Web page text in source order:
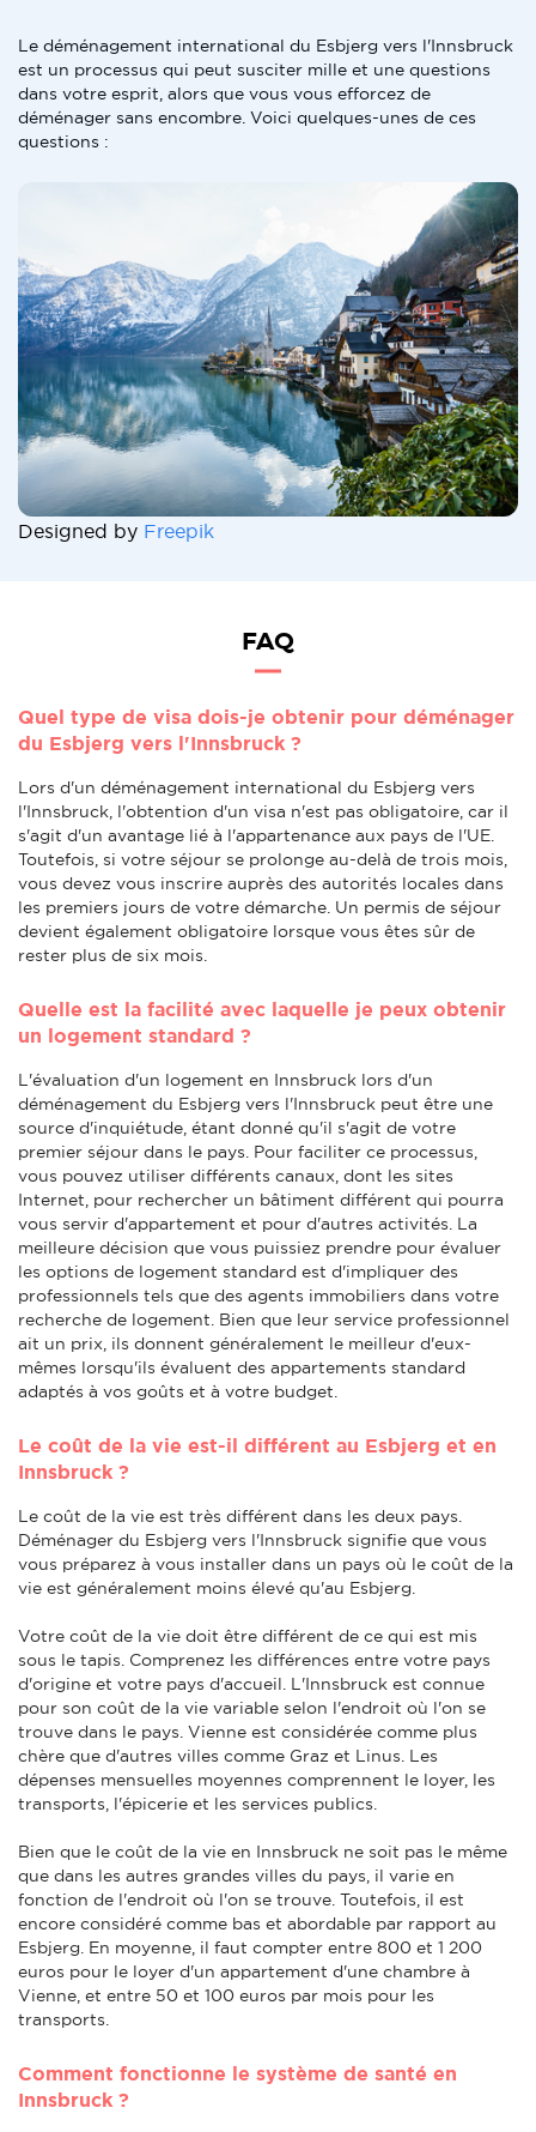
Le déménagement international du Esbjerg vers l'Innsbruck
est un processus qui peut susciter mille et une questions
dans votre esprit, alors que vous vous efforcez de
déménager sans encombre. Voici quelques-unes de ces
questions :
Designed by Freepik
FAQ
Quel type de visa dois-je obtenir pour déménager
du Esbjerg vers l'Innsbruck ?
Lors d'un déménagement international du Esbjerg vers
l'Innsbruck, l'obtention d'un visa n'est pas obligatoire, car il
s'agit d'un avantage lié à l'appartenance aux pays de l'UE.
Toutefois, si votre séjour se prolonge au-delà de trois mois,
vous devez vous inscrire auprès des autorités locales dans
les premiers jours de votre démarche. Un permis de séjour
devient également obligatoire lorsque vous êtes sûr de
rester plus de six mois.
Quelle est la facilité avec laquelle je peux obtenir
un logement standard ?
L'évaluation d'un logement en Innsbruck lors d'un
déménagement du Esbjerg vers l'Innsbruck peut être une
source d'inquiétude, étant donné qu'il s'agit de votre
premier séjour dans le pays. Pour faciliter ce processus,
vous pouvez utiliser différents canaux, dont les sites
Internet, pour rechercher un bâtiment différent qui pourra
vous servir d'appartement et pour d'autres activités. La
meilleure décision que vous puissiez prendre pour évaluer
les options de logement standard est d'impliquer des
professionnels tels que des agents immobiliers dans votre
recherche de logement. Bien que leur service professionnel
ait un prix, ils donnent généralement le meilleur d'eux-
mêmes lorsqu'ils évaluent des appartements standard
adaptés à vos goûts et à votre budget.
Le coût de la vie est-il différent au Esbjerg et en
Innsbruck ?
Le coût de la vie est très différent dans les deux pays.
Déménager du Esbjerg vers l'Innsbruck signifie que vous
vous préparez à vous installer dans un pays où le coût de la
vie est généralement moins élevé qu'au Esbjerg.
Votre coût de la vie doit être différent de ce qui est mis
sous le tapis. Comprenez les différences entre votre pays
d'origine et votre pays d'accueil. L'Innsbruck est connue
pour son coût de la vie variable selon l'endroit où l'on se
trouve dans le pays. Vienne est considérée comme plus
chère que d'autres villes comme Graz et Linus. Les
dépenses mensuelles moyennes comprennent le loyer, les
transports, l'épicerie et les services publics.
Bien que le coût de la vie en Innsbruck ne soit pas le même
que dans les autres grandes villes du pays, il varie en
fonction de l'endroit où l'on se trouve. Toutefois, il est
encore considéré comme bas et abordable par rapport au
Esbjerg. En moyenne, il faut compter entre 800 et 1 200
euros pour le loyer d'un appartement d'une chambre à
Vienne, et entre 50 et 100 euros par mois pour les
transports.
Comment fonctionne le système de santé en
Innsbruck ?